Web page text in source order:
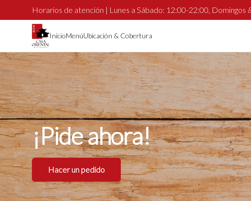
Horarios de atención | Lunes a Sábado: 12:00-22:00, Domingos
InicioMenúUbicación & Cobertura
¡Pideahora!
Hacer un pedido